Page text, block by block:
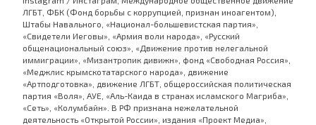
ЛГБТ, ФБК (Фонд борьбы с коррупцией, признан иноагентом),
Штабы Навального, «Национал-большевистская партия»,
«Свидетели Иеговы», «Армия воли народа», «Русский
общенациональный союз», «Движение против нелегальной
иммиграции», «Мизантропик дивижн», фонд «Свободная Россия»,
«Меджлис крымскотатарского народа», движение
«Артподготовка», движение ЛГБТ, общероссийская политическая
партия «Воля», АУЕ, «Аль-Каида в странах исламского Магриба»,
«Сеть», «Колумбайн». В РФ признана нежелательной
деятельность «Открытой России», издания «Проект Медиа»,